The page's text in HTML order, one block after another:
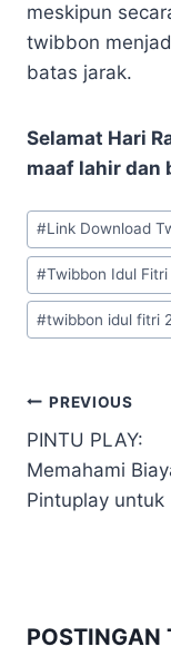
meskipun
twibbon
batas jarak.
Selamat Hari
maaf lahir dan
Post
Tags:
#Link Download
#Twibbon Idul Fitri
#twibbon idul fitri
Navigasi
pos
PREVIOUS
PINTU PLAY:
Memahami
Pintuplay untuk
POSTINGAN